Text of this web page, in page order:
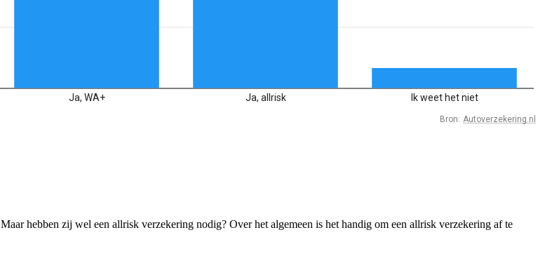
Maar hebben zij wel een allrisk verzekering nodig? Over het algemeen is het handig om een allrisk verzekering af te